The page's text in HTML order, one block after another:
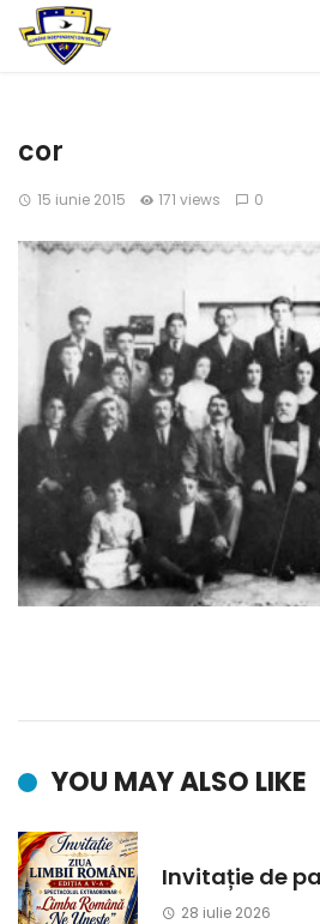
cor
15 iunie 2015 171 views 0
YOU MAY ALSO LIKE
Invitație de
28 iulie 2026